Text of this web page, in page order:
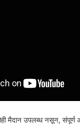
मैदान उपलब्ध नसून, संपूर्ण